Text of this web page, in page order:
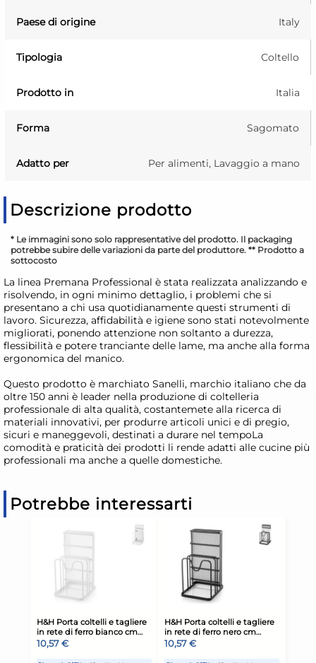
Paese di origine Italy
Tipologia Coltello
Prodotto in Italia
Forma Sagomato
Adatto per Per alimenti, Lavaggio a mano
Descrizione prodotto
* Le immagini sono solo rappresentative del prodotto. Il packaging
potrebbe subire delle variazioni da parte del produttore. ** Prodotto a
sottocosto
La linea Premana Professional è stata realizzata analizzando e
risolvendo, in ogni minimo dettaglio, i problemi che si
presentano a chi usa quotidianamente questi strumenti di
lavoro. Sicurezza, affidabilità e igiene sono stati notevolmente
migliorati, ponendo attenzione non soltanto a durezza,
flessibilità e potere tranciante delle lame, ma anche alla forma
ergonomica del manico.
Questo prodotto è marchiato Sanelli, marchio italiano che da
oltre 150 anni è leader nella produzione di coltelleria
professionale di alta qualità, costantemete alla ricerca di
materiali innovativi, per produrre articoli unici e di pregio,
sicuri e maneggevoli, destinati a durare nel tempoLa
comodità e praticità dei prodotti li rende adatti alle cucine più
professionali ma anche a quelle domestiche.
Potrebbe interessarti